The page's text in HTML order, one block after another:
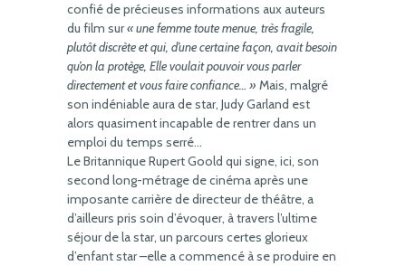
confié de précieuses informations aux auteurs
du film sur« une femme toute menue, très fragile,
plutôt discrète et qui, d’une certaine façon, avait besoin
qu’on la protège, Elle voulait pouvoir vous parler
directement et vous faire confiance… » Mais, malgré
son indéniable aura de star, Judy Garland est
alors quasiment incapable de rentrer dans un
emploi du temps serré…
Le Britannique Rupert Goold qui signe, ici, son
second long-métrage de cinéma après une
imposante carrière de directeur de théâtre, a
d’ailleurs pris soin d’évoquer, à travers l’ultime
séjour de la star, un parcours certes glorieux
d’enfant star –elle a commencé à se produire en